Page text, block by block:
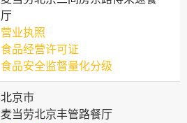
厅
营业执照
食品经营许可证
食品安全监督量化分级
北京市
麦当劳北京丰管路餐厅